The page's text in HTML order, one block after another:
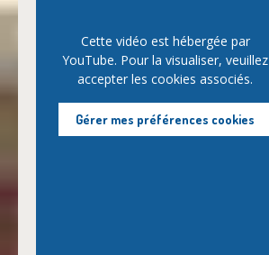
Cette vidéo est hébergée par
YouTube. Pour la visualiser, veuillez
accepter les cookies associés.
Gérer mes préférences cookies